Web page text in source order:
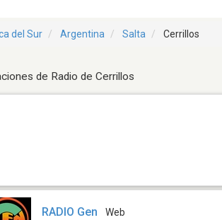
del Sur Argentina Salta Cerrillos
de Radio de Cerrillos
RADIO Gen Web